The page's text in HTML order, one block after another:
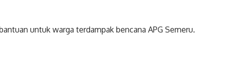
untuk warga terdampak bencana APG Semeru.